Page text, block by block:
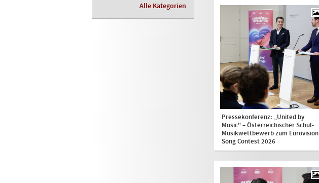
Alle Kategorien
Pressekonferenz: „United by
Music" – Österreichischer Schul-
Musikwettbewerb zum Eurovision
Song Contest 2026